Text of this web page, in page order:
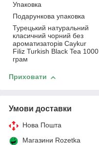
Упаковка
Подарункова упаковка
Турецький натуральний
класичний чорний без
ароматизаторів Caykur
Filiz Turkish Black Tea 1000
грам
Приховати
Умови доставки
Нова Пошта
Магазини Rozetka